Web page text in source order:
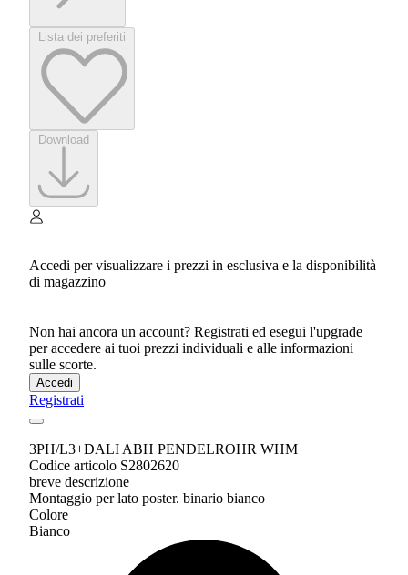
Accedi per visualizzare i prezzi in esclusiva e la disponibilità
di magazzino
Non hai ancora un account? Registrati ed esegui l'upgrade
per accedere ai tuoi prezzi individuali e alle informazioni
sulle scorte.
Accedi
Registrati
3PH/L3+DALI ABH PENDELROHR WHM
Codice articolo S2802620
breve descrizione
Montaggio per lato poster. binario bianco
Colore
Bianco